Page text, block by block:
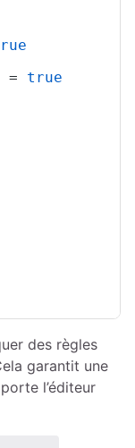
= true
des règles
garantit une
l’éditeur